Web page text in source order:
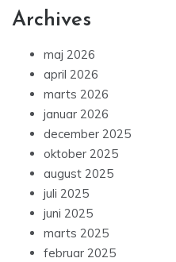
Archives
maj 2026
april 2026
marts 2026
januar 2026
december 2025
oktober 2025
august 2025
juli 2025
juni 2025
marts 2025
februar 2025